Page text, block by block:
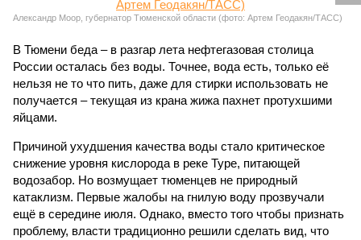
Александр Моор, губернатор Тюменской области (фото: Артем Геодакян/ТАСС)
В Тюмени беда – в разгар лета нефтегазовая столица
России осталась без воды. Точнее, вода есть, только её
нельзя не то что пить, даже для стирки использовать не
получается – текущая из крана жижа пахнет протухшими
яйцами.
Причиной ухудшения качества воды стало критическое
снижение уровня кислорода в реке Туре, питающей
водозабор. Но возмущает тюменцев не природный
катаклизм. Первые жалобы на гнилую воду прозвучали
ещё в середине июля. Однако, вместо того чтобы признать
проблему, власти традиционно решили сделать вид, что